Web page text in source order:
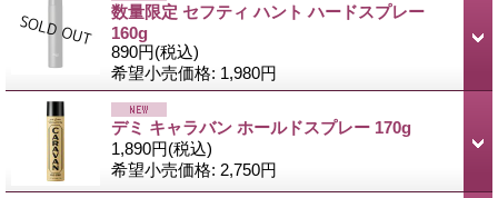
数量限定 セフティ ハント ハードスプレー
160g
890円(税込)
希望小売価格: 1,980円
デミ キャラバン ホールドスプレー 170g
1,890円(税込)
希望小売価格: 2,750円